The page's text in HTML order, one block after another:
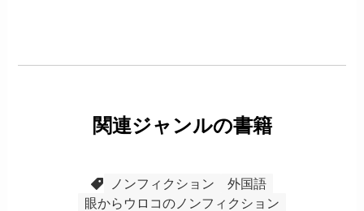
関連ジャンルの書籍
ノンフィクション
外国語
眼からウロコのノンフィクション